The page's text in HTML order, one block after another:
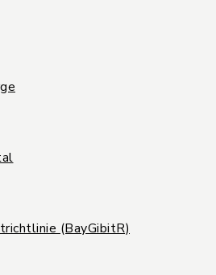
(BayGibitR)